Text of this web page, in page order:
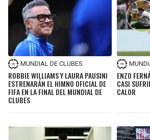
MUNDIAL DE CLUBES
ROBBIE WILLIAMS Y LAURA PAUSINI
ESTRENARÁN EL HIMNO OFICIAL DE
FIFA EN LA FINAL DEL MUNDIAL DE
CLUBES
ENZO
CASI
CALOR